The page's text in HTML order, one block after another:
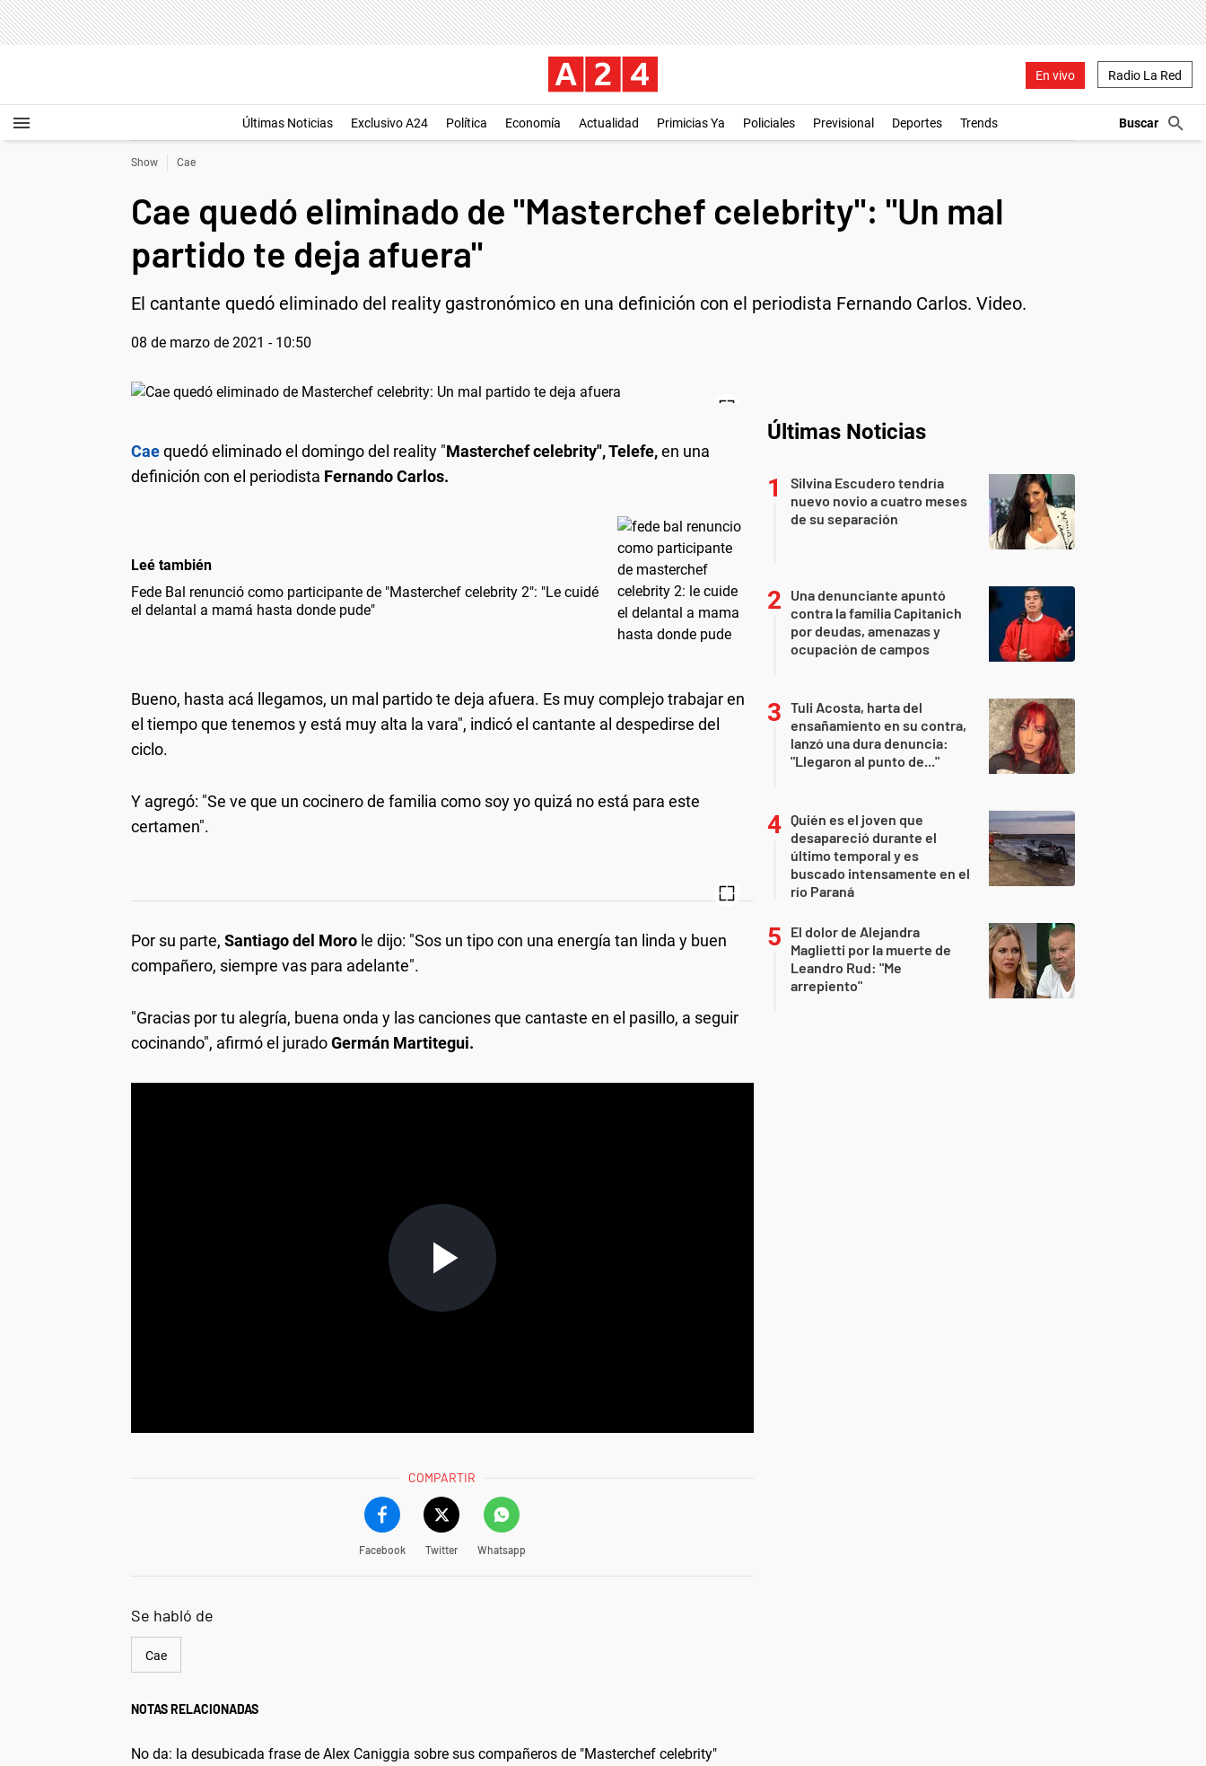
En vivo Radio La Red
Últimas Noticias Exclusivo A24 Política Economía Actualidad Primicias Ya Policiales Previsional Deportes Trends
Show Cae
Cae quedó eliminado de "Masterchef celebrity": "Un mal
partido te deja afuera"
El cantante quedó eliminado del reality gastronómico en una definición con el periodista Fernando Carlos. Video.
08 de marzo de 2021 - 10:50
Caequedó eliminado el domingo del reality "Masterchef celebrity", Telefe,en una
definición con el periodista Fernando Carlos.
Leé también
Fede Bal renunció como participante de "Masterchef celebrity 2": "Le cuidé
el delantal a mamá hasta donde pude"
Bueno, hasta acá llegamos, un mal partido te deja afuera. Es muy complejo trabajar en
el tiempo que tenemos y está muy alta la vara", indicó el cantante al despedirse del
ciclo.
Y agregó: "Se ve que un cocinero de familia como soy yo quizá no está para este
certamen".
Por su parte, Santiago del Moro le dijo: "Sos un tipo con una energía tan linda y buen
compañero, siempre vas para adelante".
"Gracias por tu alegría, buena onda y las canciones que cantaste en el pasillo, a seguir
cocinando", afirmó el juradoGermán Martitegui.
COMPARTIR
Facebook Twitter Whatsapp
Se habló de
Cae
NOTAS RELACIONADAS
No da: la desubicada frase de Alex Caniggia sobre sus compañeros de "Masterchef celebrity"
Últimas Noticias
Silvina Escudero tendría
nuevo novio a cuatro meses
de su separación
Una denunciante apuntó
contra la familia Capitanich
por deudas, amenazas y
ocupación de campos
Tuli Acosta, harta del
ensañamiento en su contra,
lanzó una dura denuncia:
"Llegaron al punto de..."
Quién es el joven que
desapareció durante el
último temporal y es
buscado intensamente en el
río Paraná
El dolor de Alejandra
Maglietti por la muerte de
Leandro Rud: "Me
arrepiento"